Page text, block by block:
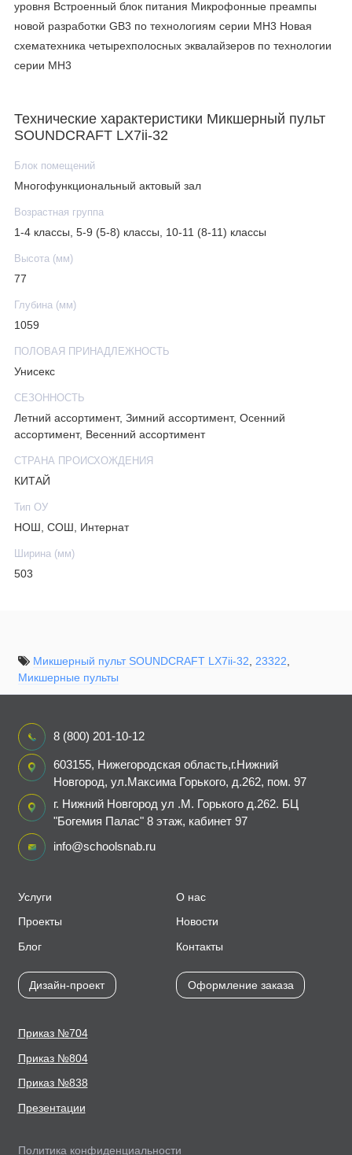
уровня Встроенный блок питания Микрофонные преампы
новой разработки GB3 по технологиям серии МН3 Новая
схематехника четырехполосных эквалайзеров по технологии
серии МН3
Технические характеристики Микшерный пульт
SOUNDCRAFT LX7ii-32
Блок помещений
Многофункциональный актовый зал
Возрастная группа
1-4 классы, 5-9 (5-8) классы, 10-11 (8-11) классы
Высота (мм)
77
Глубина (мм)
1059
ПОЛОВАЯ ПРИНАДЛЕЖНОСТЬ
Унисекс
СЕЗОННОСТЬ
Летний ассортимент, Зимний ассортимент, Осенний
ассортимент, Весенний ассортимент
СТРАНА ПРОИСХОЖДЕНИЯ
КИТАЙ
Тип ОУ
НОШ, СОШ, Интернат
Ширина (мм)
503
Микшерный пульт SOUNDCRAFT LX7ii-32 23322
Микшерные пульты
Услуги
Проекты
Блог
Дизайн-проект
О нас
Новости
Контакты
Оформление заказа
Приказ №704
Приказ №804
Приказ №838
Презентации
8 (800) 201-10-12
603155, Нижегородская область,г.Нижний
Новгород, ул.Максима Горького, д.262, пом. 97
г. Нижний Новгород ул .М. Горького д.262. БЦ
"Богемия Палас" 8 этаж, кабинет 97
info@schoolsnab.ru
Политика конфиденциальности